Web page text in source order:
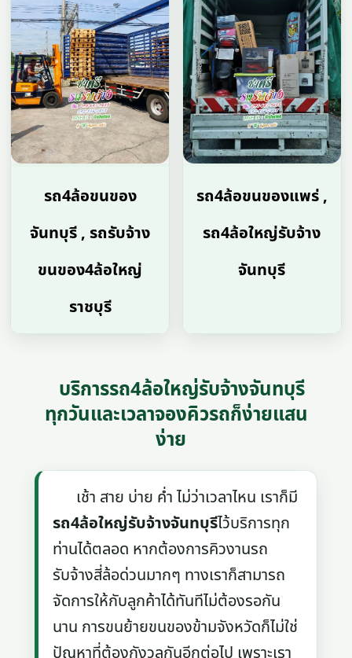
รถ4ล้อขนของ
จันทบุรี , รถรับจ้าง
ขนของ4ล้อใหญ่
ราชบุรี
รถ4ล้อขนของแพร่ ,
รถ4ล้อใหญ่รับจ้าง
จันทบุรี
บริการรถ4ล้อใหญ่รับจ้างจันทบุรี
ทุกวันและเวลาจองคิวรถก็ง่ายแสน
ง่าย
เช้า สาย บ่าย ค่ำ ไม่ว่าเวลาไหน เราก็มี
รถ4ล้อใหญ่รับจ้างจันทบุรีไว้บริการทุก
ท่านได้ตลอด หากต้องการคิวงานรถ
รับจ้างสี่ล้อด่วนมากๆ ทางเราก็สามารถ
จัดการให้กับลูกค้าได้ทันทีไม่ต้องรอกัน
นาน การขนย้ายขนของข้ามจังหวัดก็ไม่ใช่
ปัญหาที่ต้องกังวลกันอีกต่อไป เพราะเรา